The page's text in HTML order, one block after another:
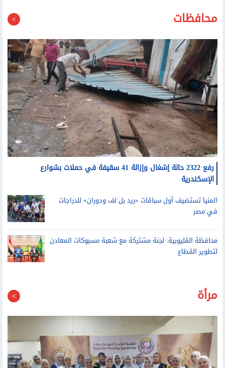
محافظات
رفع 2322 حالة إشغال وإزالة 41 سقيفة في حملات بشوارع
الإسكندرية
المنيا تستضيف أول سباقات «ريد بل لف ودوران» للدراجات
في مصر
محافظة القليوبية: لجنة مشتركة مع شعبة مسبوكات المعادن
لتطوير القطاع
مرأة